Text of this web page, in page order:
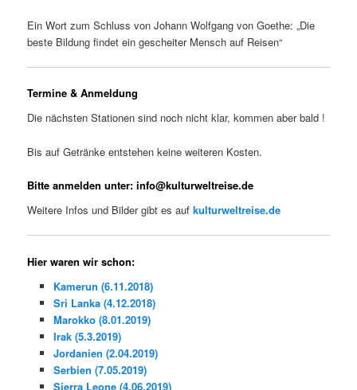
Ein Wort zum Schluss von Johann Wolfgang von Goethe: „Die
beste Bildung findet ein gescheiter Mensch auf Reisen“
Termine & Anmeldung
Die nächsten Stationen sind noch nicht klar, kommen aber bald !
Bis auf Getränke entstehen keine weiteren Kosten.
Bitte anmelden unter: info@kulturweltreise.de
Weitere Infos und Bilder gibt es aufkulturweltreise.de
Hier waren wir schon:
Kamerun (6.11.2018)
Sri Lanka (4.12.2018)
Marokko (8.01.2019)
Irak (5.3.2019)
Jordanien (2.04.2019)
Serbien (7.05.2019)
Sierra Leone (4.06.2019)